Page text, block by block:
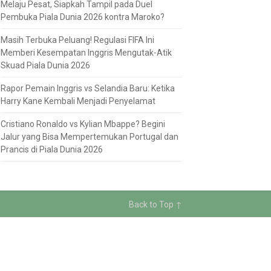
Melaju Pesat, Siapkah Tampil pada Duel
Pembuka Piala Dunia 2026 kontra Maroko?
Masih Terbuka Peluang! Regulasi FIFA Ini
Memberi Kesempatan Inggris Mengutak-Atik
Skuad Piala Dunia 2026
Rapor Pemain Inggris vs Selandia Baru: Ketika
Harry Kane Kembali Menjadi Penyelamat
Cristiano Ronaldo vs Kylian Mbappe? Begini
Jalur yang Bisa Mempertemukan Portugal dan
Prancis di Piala Dunia 2026
Back to Top ↑